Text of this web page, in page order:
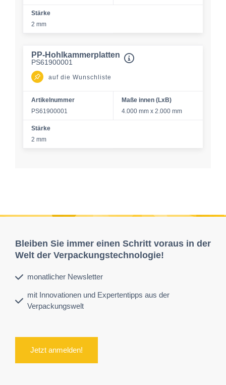
Stärke
2 mm
PP-Hohlkammerplatten
PS61900001
auf die Wunschliste
Artikelnummer
PS61900001
Maße innen (LxB)
4.000 mm x 2.000 mm
Stärke
2 mm
Bleiben Sie immer einen Schritt voraus in der
Welt der Verpackungstechnologie!
monatlicher Newsletter
mit Innovationen und Expertentipps aus der
Verpackungswelt
Jetzt anmelden!